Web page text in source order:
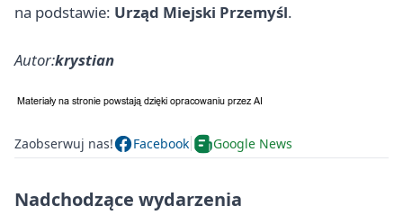
na podstawie: Urząd Miejski Przemyśl.
Autor:krystian
Zaobserwuj nas! Facebook Google News
Nadchodzące wydarzenia